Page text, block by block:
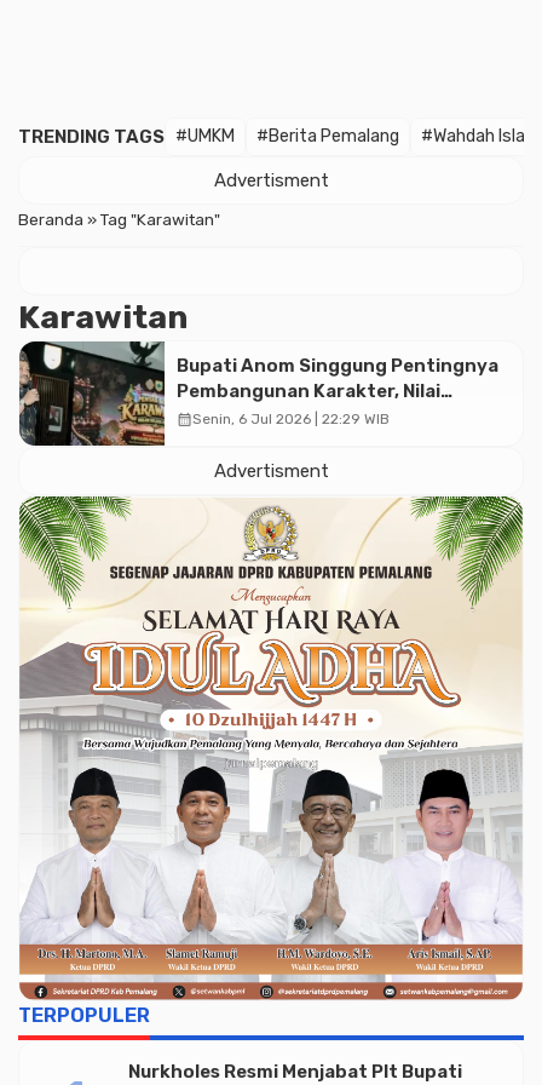
TRENDING TAGS #UMKM #Berita Pemalang #Wahdah
Advertisment
Beranda »Tag "Karawitan"
Karawitan
Bupati Anom Singgung Pentingnya
Pembangunan Karakter, Nilai
Budaya dan Kebersamaan
calendar_monthSenin, 6 Jul 2026 | 22:29 WIB
Advertisment
TERPOPULER
Nurkholes Resmi Menjabat Plt Bupati